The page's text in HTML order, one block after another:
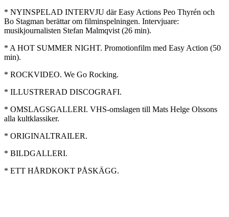
* NYINSPELAD INTERVJU där Easy Actions Peo Thyrén och
Bo Stagman berättar om filminspelningen. Intervjuare:
musikjournalisten Stefan Malmqvist (26 min).
* A HOT SUMMER NIGHT. Promotionfilm med Easy Action (50
min).
* ROCKVIDEO. We Go Rocking.
* ILLUSTRERAD DISCOGRAFI.
* OMSLAGSGALLERI. VHS-omslagen till Mats Helge Olssons
alla kultklassiker.
* ORIGINALTRAILER.
* BILDGALLERI.
* ETT HÅRDKOKT PÅSKÄGG.